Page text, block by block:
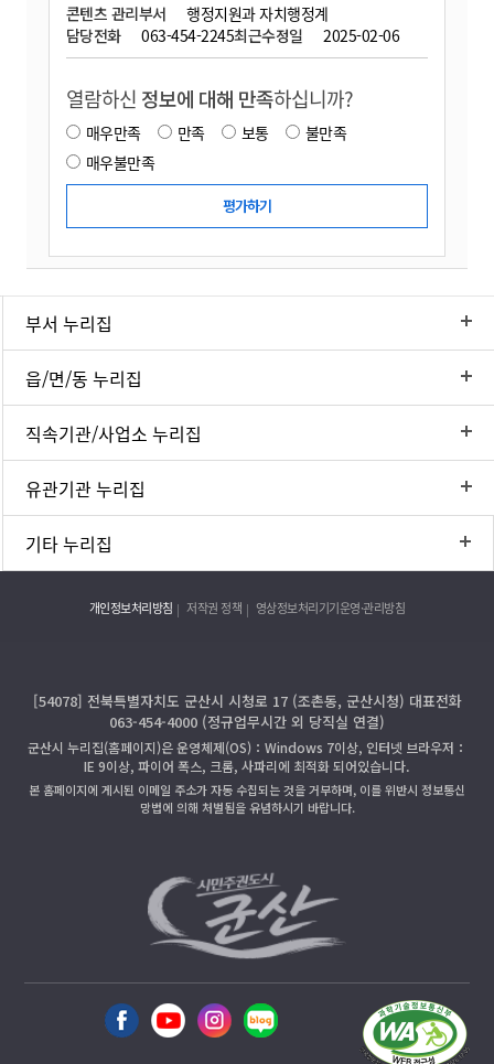
콘텐츠 관리부서
행정지원과 자치행정계
담당전화
063-454-2245최근수정일 2025-02-06
열람하신 정보에 대해 만족하십니까?
매우만족 만족 보통
불만족
매우불만족
부서 누리집
읍/면/동 누리집
직속기관/사업소 누리집
유관기관 누리집
기타 누리집
개인정보처리방침 저작권 정책 영상정보처리기기운영·관리방침
[54078] 전북특별자치도 군산시 시청로 17 (조촌동, 군산시청) 대표전화
063-454-4000 (정규업무시간 외 당직실 연결)
군산시 누리집(홈페이지)은 운영체제(OS)：Windows 7이상, 인터넷 브라우저：
IE 9이상, 파이어 폭스, 크롬, 사파리에 최적화 되어있습니다.
본 홈페이지에 게시된 이메일 주소가 자동 수집되는 것을 거부하며, 이를 위반시 정보통신
망법에 의해 처벌됨을 유념하시기 바랍니다.